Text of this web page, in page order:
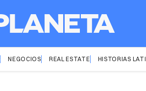
NEGOCIOS REAL ESTATE HISTORIAS